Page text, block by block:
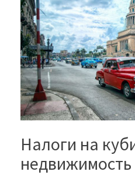
Налоги на
недвижимость